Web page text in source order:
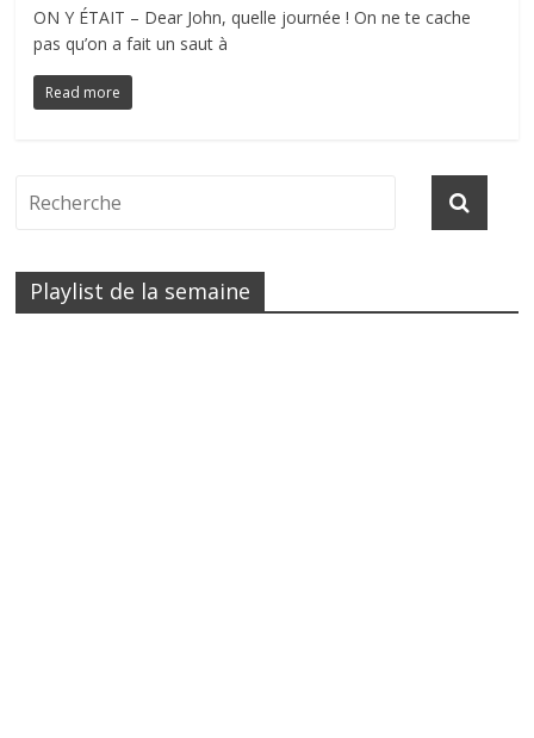
ON Y ÉTAIT – Dear John, quelle journée ! On ne te cache
pas qu’on a fait un saut à
Read more
Playlist de la semaine